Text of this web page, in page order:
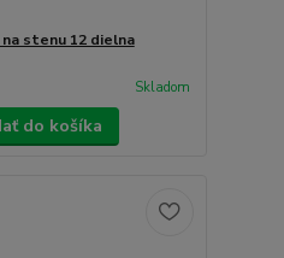
stenu 12 dielna
Skladom
do košíka